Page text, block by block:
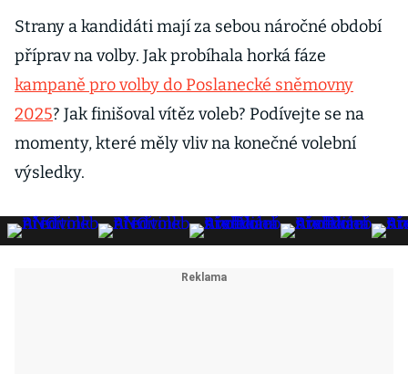
Strany a kandidáti mají za sebou náročné období
příprav na volby. Jak probíhala horká fáze
kampaně pro volby do Poslanecké sněmovny
2025? Jak finišoval vítěz voleb? Podívejte se na
momenty, které měly vliv na konečné volební
výsledky.